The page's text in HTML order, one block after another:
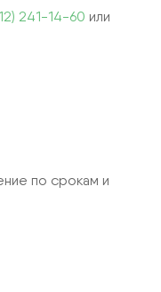
241-14-60 или
по срокам и